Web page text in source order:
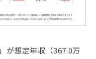
が想定年収（367.0万